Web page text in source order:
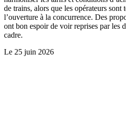
de trains, alors que les opérateurs
l’ouverture à la concurrence. Des
ont bon espoir de voir reprises par les
cadre.
Le 25 juin 2026